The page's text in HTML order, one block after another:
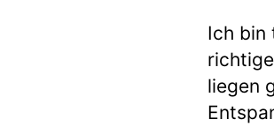
Ich bin
liegen